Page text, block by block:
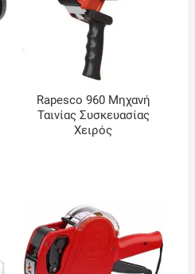
Rapesco 960 Μηχανή
Ταινίας Συσκευασίας
Χειρός